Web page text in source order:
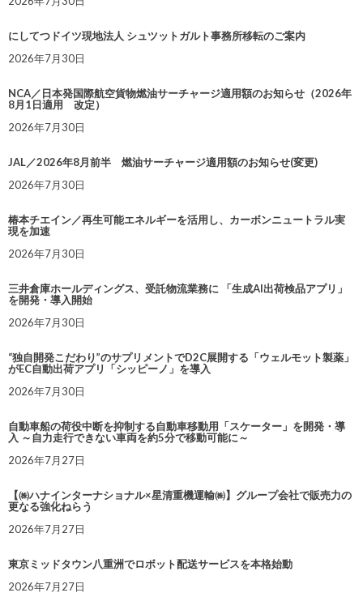
にしてつドイツ現地法人 シュツットガルト事務所移転のご案内
2026年7月30日
NCA／日本発国際航空貨物燃油サーチャージ適用額のお知らせ（2026年
8月1日適用 改定）
2026年7月30日
JAL／2026年8月前半 燃油サーチャージ適用額のお知らせ(変更)
2026年7月30日
椿本チエイン／再生可能エネルギーを活用し、カーボンニュートラル実
現を加速
2026年7月30日
三井倉庫ホールディングス、受託物流業務に 「生成AI出荷検品アプリ」
を開発・導入開始
2026年7月30日
“独自開発こだわり”のサプリメントでD2C展開する「ウェルモット製薬」
がEC自動出荷アプリ「シッピーノ」を導入
2026年7月30日
自動車船の荷役中断を抑制する自動車移動用「スケーター」を開発・導
入 ～自力走行できない車両を約5分で移動可能に～
2026年7月27日
【㈱ハナインターナショナル×星清重機運輸㈱】グループ会社で販売力の
更なる強化ねらう
2026年7月27日
東京ミッドタウン八重洲でロボット配送サービスを本格始動
2026年7月27日